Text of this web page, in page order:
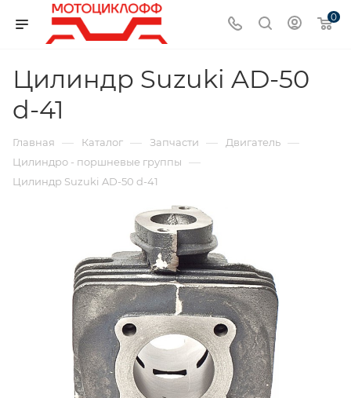
0
Цилиндр Suzuki AD-50
d-41
Главная — Каталог — Запчасти — Двигатель —
Цилиндро - поршневые группы —
Цилиндр Suzuki AD-50 d-41